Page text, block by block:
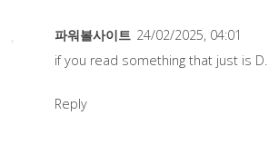
파워볼사이트 24/02/2025, 04:01
if you read something that just is D.
Reply